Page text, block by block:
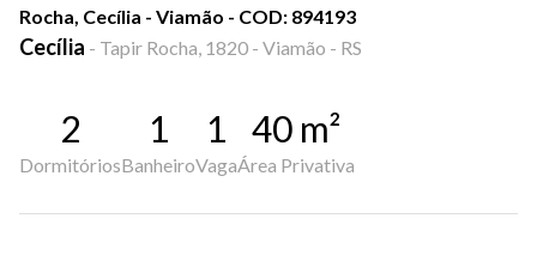
Rocha, Cecília - Viamão - COD: 894193
Cecília - Tapir Rocha, 1820 - Viamão - RS
2
Dormitórios
1
Banheiro
1
Vaga
40 m²
Área Privativa